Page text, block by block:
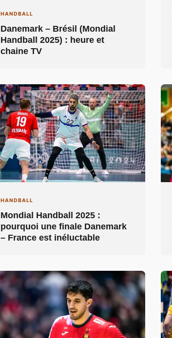
HANDBALL
Danemark – Brésil (Mondial
Handball 2025) : heure et
chaine TV
HANDBALL
Mondial Handball 2025 :
pourquoi une finale Danemark
– France est inéluctable